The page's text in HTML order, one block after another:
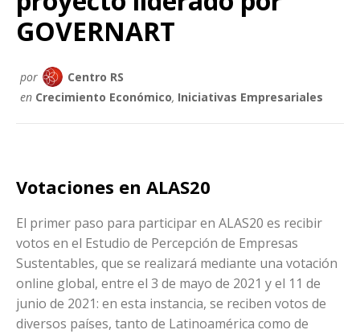
GOVERNART
por
Centro RS
en Crecimiento Económico, Iniciativas Empresariales
Votaciones en ALAS20
El primer paso para participar en ALAS20 es recibir
votos en el Estudio de Percepción de Empresas
Sustentables, que se realizará mediante una votación
online global, entre el 3 de mayo de 2021 y el 11 de
junio de 2021: en esta instancia, se reciben votos de
diversos países, tanto de Latinoamérica como de